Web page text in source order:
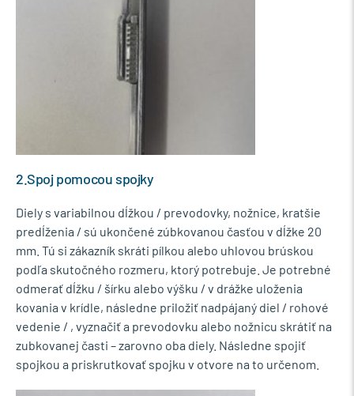
2.Spoj pomocou spojky
Diely s variabilnou dĺžkou / prevodovky, nožnice, kratšie
predĺženia / sú ukončené zúbkovanou časťou v dĺžke 20
mm. Tú si zákazník skráti pílkou alebo uhlovou brúskou
podľa skutočného rozmeru, ktorý potrebuje. Je potrebné
odmerať dĺžku / šírku alebo výšku / v drážke uloženia
kovania v krídle, následne priložiť nadpájaný diel / rohové
vedenie / , vyznačiť a prevodovku alebo nožnicu skrátiť na
zubkovanej časti – zarovno oba diely. Následne spojiť
spojkou a priskrutkovať spojku v otvore na to určenom.